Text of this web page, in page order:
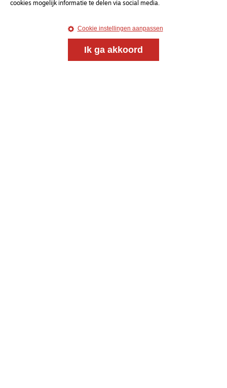
cookies mogelijk informatie te delen via social media.
Cookie instellingen aanpassen
Ik ga akkoord